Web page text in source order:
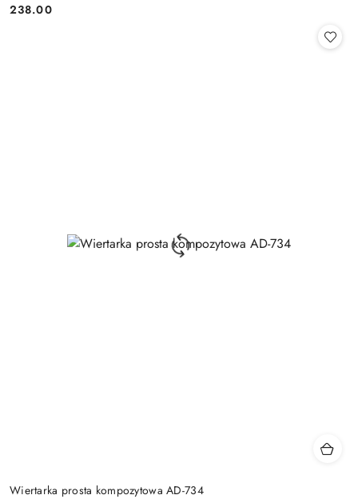
Cena:
238.00
Wiertarka prosta kompozytowa AD-734